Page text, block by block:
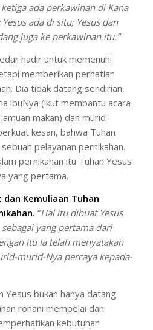
ketiga ada perkawinan di Kana
ada di situ; Yesus dan
juga ke perkawinan itu.”
hadir untuk memenuhi
memberikan perhatian
Dia tidak datang sendirian,
ibuNya (ikut membantu acara
makan) dan murid-
kesan, bahwa Tuhan
pelayanan pernikahan.
pernikahan itu Tuhan Yesus
yang pertama.
Kemuliaan Tuhan
“Hal itu dibuat Yesus
yang pertama dari
itu Ia telah menyatakan
murid-Nya percaya kepada-
Yesus bukan hanya datang
rohani mempelai dan
kebutuhan